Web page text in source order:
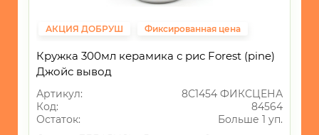
АКЦИЯ ДОБРУШ Фиксированная цена
Кружка 300мл керамика с рис Forest (pine)
Джойс вывод
Артикул:
8С1454 ФИКСЦЕНА
Код:
84564
Остаток:
Больше 1 уп.